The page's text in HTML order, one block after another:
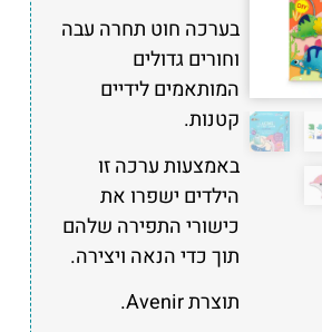
בערכה חוט תחרה עבה
וחורים גדולים
המותאמים לידיים
קטנות.
באמצעות ערכה זו
הילדים ישפרו את
כישורי התפירה שלהם
תוך כדי הנאה ויצירה.
תוצרת Avenir.